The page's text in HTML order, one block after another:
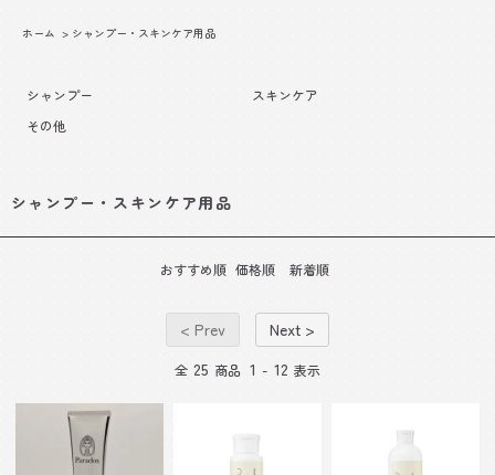
ホーム > シャンプー・スキンケア用品
シャンプー
スキンケア
その他
シャンプー・スキンケア用品
おすすめ順 価格順 新着順
< Prev Next >
全 25 商品 1 - 12 表示